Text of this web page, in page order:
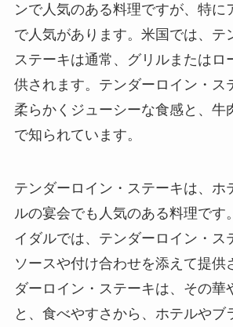
ンで人気のある料理ですが、特に
で人気があります。米国では、テ
ステーキは通常、グリルまたはロ
供されます。テンダーロイン・ス
柔らかくジューシーな食感と、牛
で知られています。
テンダーロイン・ステーキは、ホ
ルの宴会でも人気のある料理です
イダルでは、テンダーロイン・ス
ソースや付け合わせを添えて提供
ダーロイン・ステーキは、その華
と、食べやすさから、ホテルやブ